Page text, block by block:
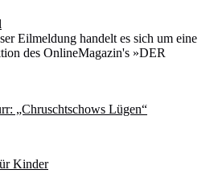
Eilmeldung handelt es sich um eine
des OnlineMagazin's »DER
„Chruschtschows Lügen“
Kinder